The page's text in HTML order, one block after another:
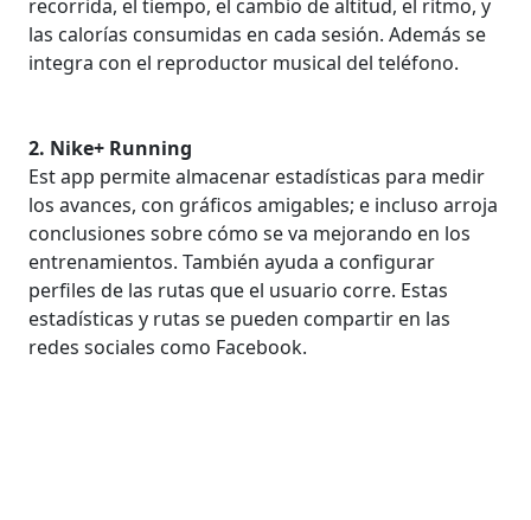
recorrida, el tiempo, el cambio de altitud, el ritmo, y
las calorías consumidas en cada sesión. Además se
integra con el reproductor musical del teléfono.
2. Nike+ Running
Est app permite almacenar estadísticas para medir
los avances, con gráficosamigables; e incluso arroja
conclusiones sobre cómo se va mejorando en los
entrenamientos. También ayuda a configurar
perfiles de las rutas que el usuario corre. Estas
estadísticas y rutas se pueden compartir en las
redes sociales como Facebook.